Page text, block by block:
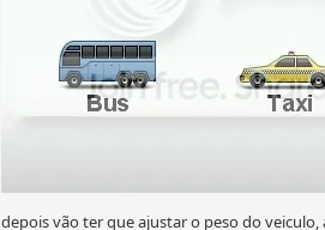
depois vão ter que ajustar o peso do